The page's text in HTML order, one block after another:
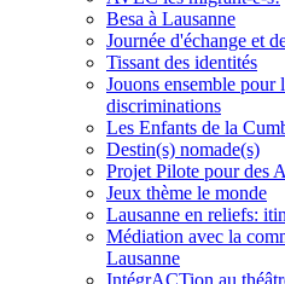
Besa à Lausanne
Journée d'échange et
Tissant des identités
Jouons ensemble pour
discriminations
Les Enfants de la
Destin(s) nomade(s)
Projet Pilote pour des
Jeux thème le monde
Lausanne en reliefs:
Médiation avec la
Lausanne
IntégrACTion au